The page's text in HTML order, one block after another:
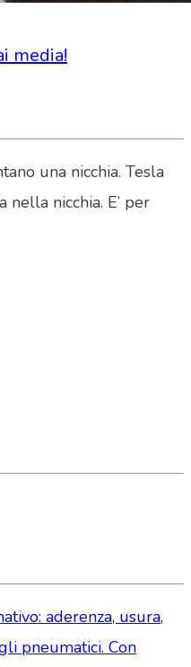
media!
una nicchia. Tesla
nella nicchia. E’ per
aderenza, usura,
pneumatici. Con